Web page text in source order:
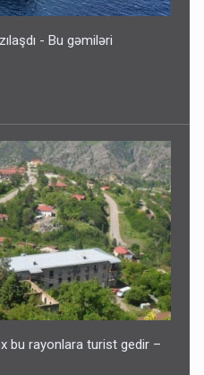
- Bu gəmiləri
bu rayonlara turist gedir –